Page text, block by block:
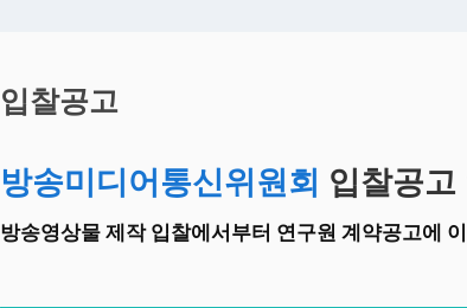
시
작
입찰공고
방송미디어통신위원회 입찰공고
방송영상물 제작 입찰에서부터 연구원 계약공고에